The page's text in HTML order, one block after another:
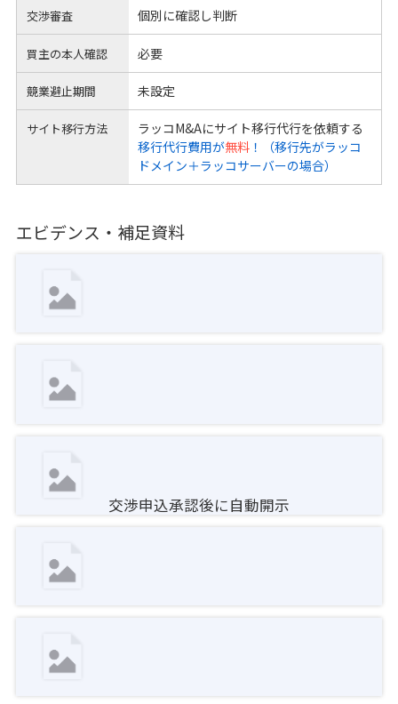
交渉審査 個別に確認し判断
買主の本人確認 必要
競業避止期間 未設定
サイト移行方法
ラッコM&Aにサイト移行代行を依頼する
移行代行費用が無料！（移行先がラッコ
ドメイン＋ラッコサーバーの場合）
エビデンス・補足資料
交渉申込承認後に自動開示